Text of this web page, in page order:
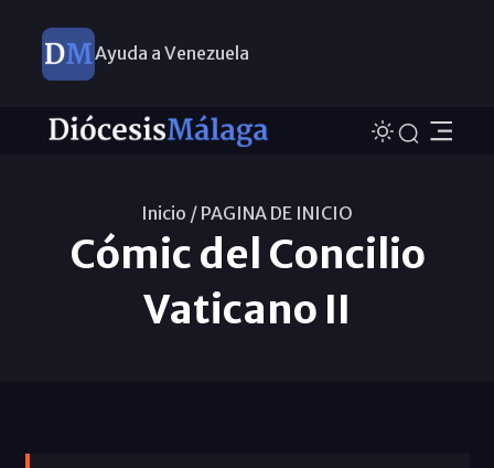
Ayuda a Venezuela
Inicio / PAGINA DE INICIO
Cómic del Concilio
Vaticano II